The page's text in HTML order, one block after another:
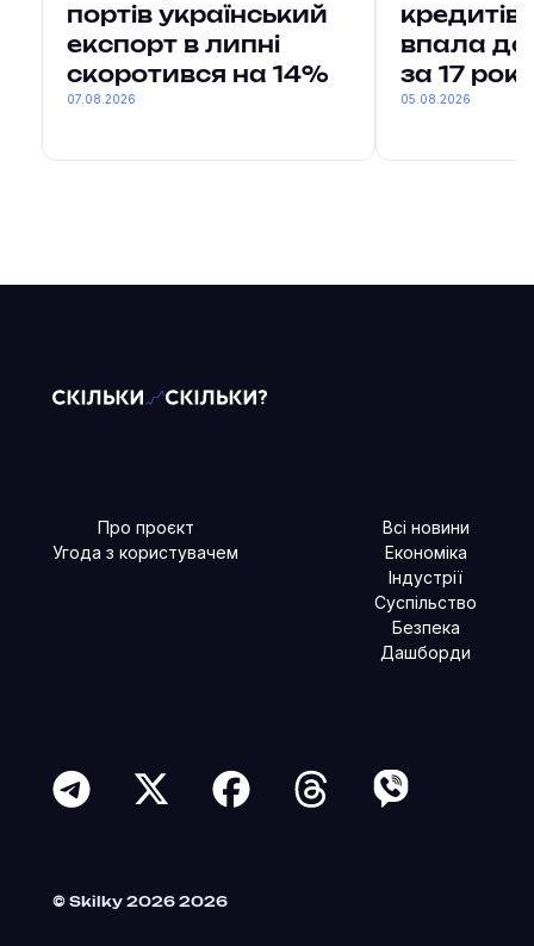
портів український
експорт в липні
скоротився на 14%
07.08.2026
кредитів
впала до
за 17
05.08.2026
Про проєкт
Угода з користувачем
Всі новини
Економіка
Індустрії
Суспільство
Безпека
Дашборди
Читайте більше в наших соцмережах
© Skilky 2026 2026